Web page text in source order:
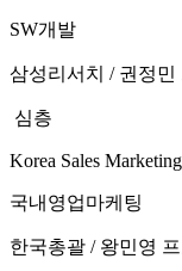
SW개발
삼성리서치 / 권정민
심층
Korea Sales Marketing
국내영업마케팅
한국총괄 / 왕민영